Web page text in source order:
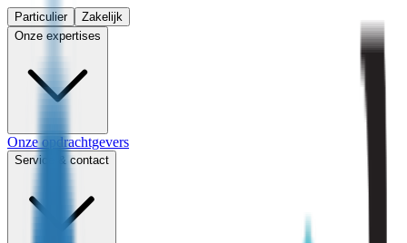
Particulier
Zakelijk
Onze expertises
Onze opdrachtgevers
Service & contact